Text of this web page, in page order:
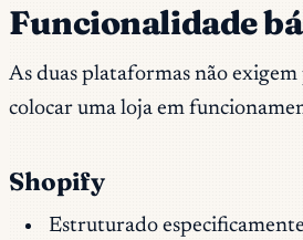
Funcionalidade
As duas plataformas não
colocar uma loja em
Shopify
Estruturado